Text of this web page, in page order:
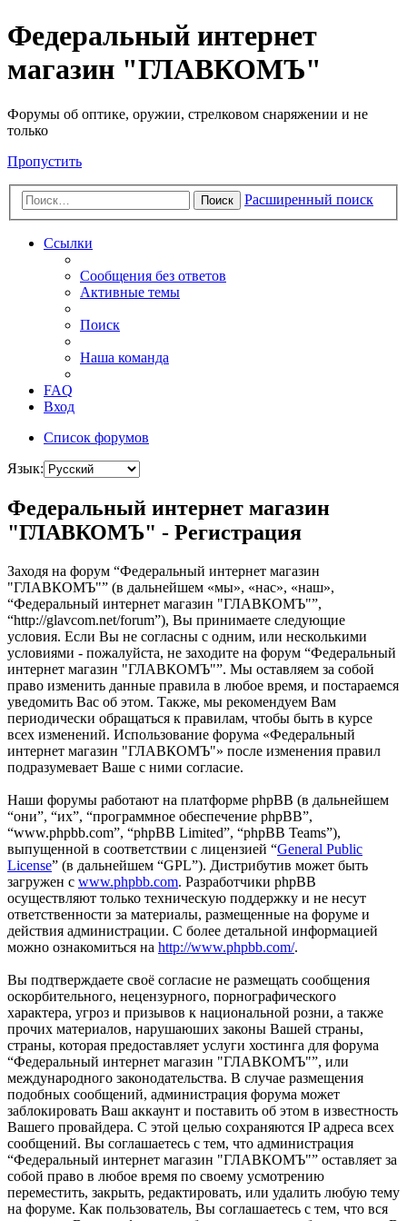
Федеральный интернет
магазин "ГЛАВКОМЪ"
Форумы об оптике, оружии, стрелковом снаряжении и не
только
Пропустить
Поиск Расширенный поиск
Ссылки
Сообщения без ответов
Активные темы
Поиск
Наша команда
FAQ
Вход
Список форумов
Язык:
Федеральный интернет магазин
"ГЛАВКОМЪ" - Регистрация
Заходя на форум “Федеральный интернет магазин
"ГЛАВКОМЪ"” (в дальнейшем «мы», «нас», «наш»,
“Федеральный интернет магазин "ГЛАВКОМЪ"”,
“http://glavcom.net/forum”), Вы принимаете следующие
условия. Если Вы не согласны с одним, или несколькими
условиями - пожалуйста, не заходите на форум “Федеральный
интернет магазин "ГЛАВКОМЪ"”. Мы оставляем за собой
право изменить данные правила в любое время, и постараемся
уведомить Вас об этом. Также, мы рекомендуем Вам
периодически обращаться к правилам, чтобы быть в курсе
всех изменений. Использование форума «Федеральный
интернет магазин "ГЛАВКОМЪ"» после изменения правил
подразумевает Ваше с ними согласие.
Наши форумы работают на платформе phpBB (в дальнейшем
“они”, “их”, “программное обеспечение phpBB”,
“www.phpbb.com”, “phpBB Limited”, “phpBB Teams”),
выпущенной в соответствии с лицензией “General Public
License” (в дальнейшем “GPL”). Дистрибутив может быть
загружен с www.phpbb.com. Разработчики phpBB
осуществляют только техническую поддержку и не несут
ответственности за материалы, размещенные на форуме и
действия администрации. С более детальной информацией
можно ознакомиться на http://www.phpbb.com/.
Вы подтверждаете своё согласие не размещать сообщения
оскорбительного, нецензурного, порнографического
характера, угроз и призывов к национальной розни, а также
прочих материалов, нарушаюших законы Вашей страны,
страны, которая предоставляет услуги хостинга для форума
“Федеральный интернет магазин "ГЛАВКОМЪ"”, или
международного законодательства. В случае размещения
подобных сообщений, администрация форума может
заблокировать Ваш аккаунт и поставить об этом в известность
Вашего провайдера. С этой целью сохраняются IP адреса всех
сообщений. Вы соглашаетесь с тем, что администрация
“Федеральный интернет магазин "ГЛАВКОМЪ"” оставляет за
собой право в любое время по своему усмотрению
переместить, закрыть, редактировать, или удалить любую тему
на форуме. Как пользователь, Вы соглашаетесь с тем, что вся